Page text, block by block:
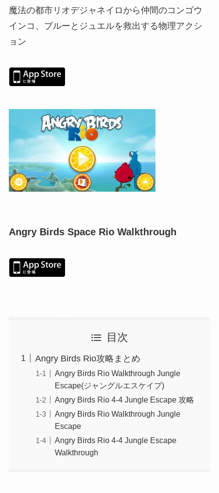
魔法の都市リオデジャネイロから仲間のコンゴウ
インコ、ブルーとジュエルを救出する物理アクシ
ョン
Angry Birds Space Rio Walkthrough
目次
Angry Birds Rio攻略まとめ
Angry Birds Rio Walkthrough Jungle
Escape(ジャングルエスケイプ)
Angry Birds Rio 4-4 Jungle Escape 攻略
Angry Birds Rio Walkthrough Jungle
Escape
Angry Birds Rio 4-4 Jungle Escape
Walkthrough